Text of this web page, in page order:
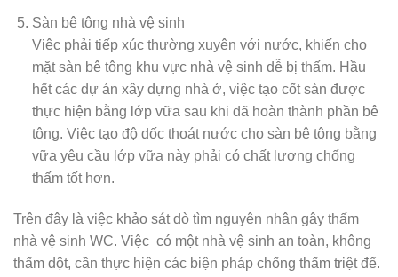
Sàn bê tông nhà vệ sinh
Việc phải tiếp xúc thường xuyên với nước, khiến cho
mặt sàn bê tông khu vực nhà vệ sinh dễ bị thấm. Hầu
hết các dự án xây dựng nhà ở, việc tạo cốt sàn được
thực hiện bằng lớp vữa sau khi đã hoàn thành phần bê
tông. Việc tạo độ dốc thoát nước cho sàn bê tông bằng
vữa yêu cầu lớp vữa này phải có chất lượng chống
thấm tốt hơn.
Trên đây là việc khảo sát dò tìm nguyên nhân gây thấm
nhà vệ sinh WC. Việc có một nhà vệ sinh an toàn, không
thấm dột, cần thực hiện các biện pháp chống thấm triệt để.